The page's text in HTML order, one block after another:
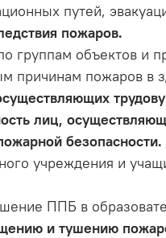
путей,
пожаров.
группам объектов и
пожаров в
лиц,
безопасности.
учреждения и
ППБ в
и тушению